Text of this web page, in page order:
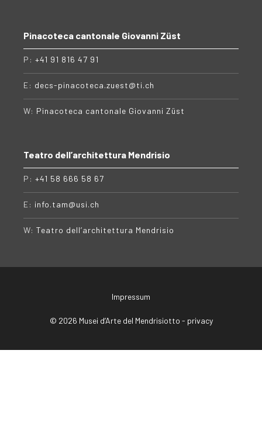
Pinacoteca cantonale Giovanni Züst
P: +41 91 816 47 91
E: decs-pinacoteca.zuest@ti.ch
W: Pinacoteca cantonale Giovanni Züst
Teatro dell’architettura Mendrisio
P: +41 58 666 58 67
E: info.tam@usi.ch
W: Teatro dell’architettura Mendrisio
Impressum
© 2026 Musei d’Arte del Mendrisiotto - privacy